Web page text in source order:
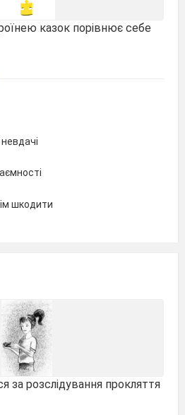
казок порівнює себе
шкодити
за розслідування прокляття